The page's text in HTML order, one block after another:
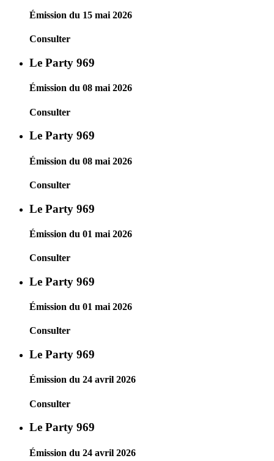
Émission du 15 mai 2026
Consulter
Le Party 969
Émission du 08 mai 2026
Consulter
Le Party 969
Émission du 08 mai 2026
Consulter
Le Party 969
Émission du 01 mai 2026
Consulter
Le Party 969
Émission du 01 mai 2026
Consulter
Le Party 969
Émission du 24 avril 2026
Consulter
Le Party 969
Émission du 24 avril 2026